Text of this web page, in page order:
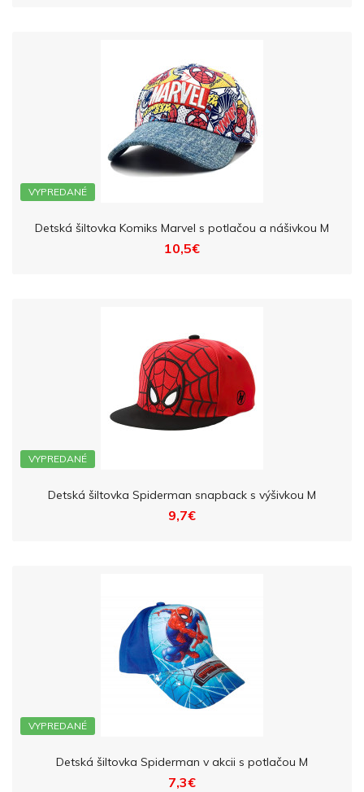
VYPREDANÉ
Detská šiltovka Komiks Marvel s potlačou a nášivkou M
10,5€
VYPREDANÉ
Detská šiltovka Spiderman snapback s výšivkou M
9,7€
VYPREDANÉ
Detská šiltovka Spiderman v akcii s potlačou M
7,3€